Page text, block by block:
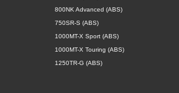
800NK Advanced (ABS)
750SR-S (ABS)
1000MT-X Sport (ABS)
1000MT-X Touring (ABS)
1250TR-G (ABS)